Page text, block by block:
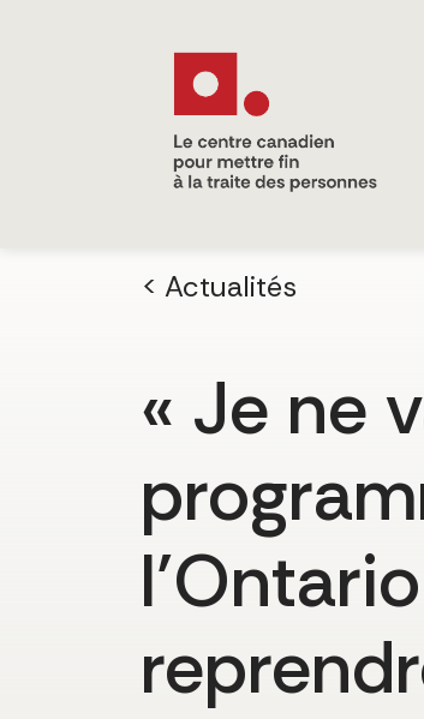
< Actualités
« Je ne